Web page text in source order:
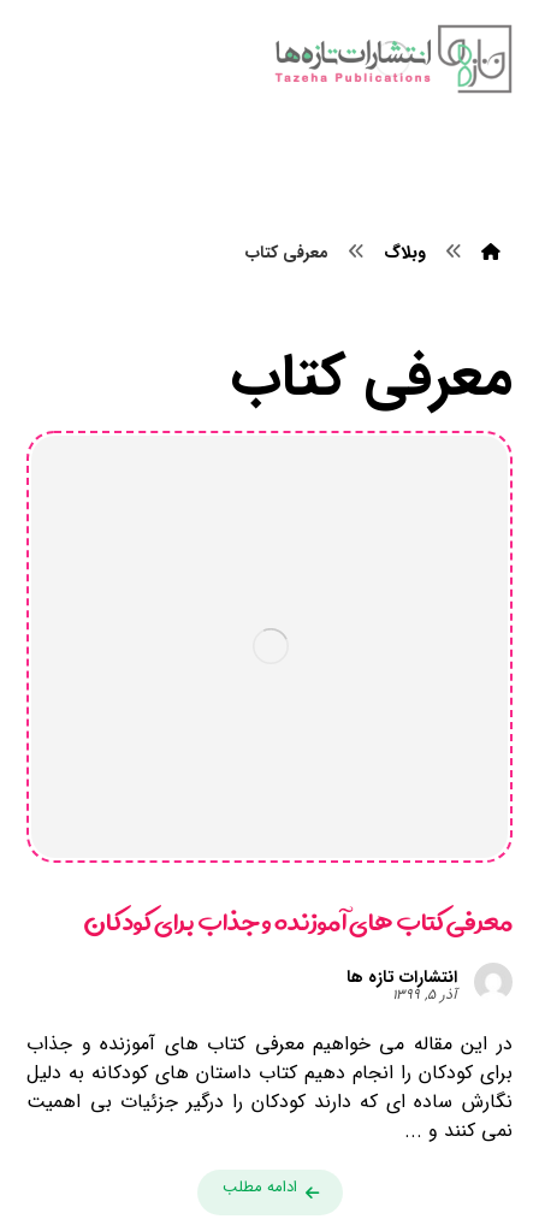
وبلاگ معرفی کتاب
معرفی کتاب
معرفی کتاب های آموزنده و جذاب برای کودکان
انتشارات تازه ها
آذر ۵, ۱۳۹۹
در این مقاله می خواهیم معرفی کتاب های آموزنده و جذاب
برای کودکان را انجام دهیم کتاب داستان های کودکانه به دلیل
نگارش ساده ای که دارند کودکان را درگیر جزئیات بی اهمیت
نمی کنند و ...
ادامه مطلب